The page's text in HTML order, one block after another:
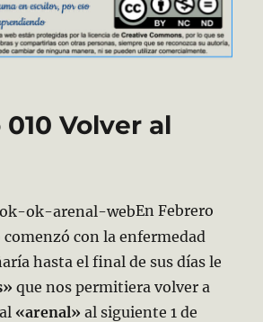
Volver al
En Febrero
comenzó con la enfermedad
hasta el final de sus días le
que nos permitiera volver a
«arenal» al siguiente 1 de